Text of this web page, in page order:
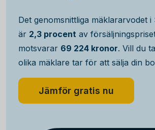
Det genomsnittliga mäklararvodet i
är 2,3 procent av
motsvarar 69 224 kronor. Vill du
olika mäklare tar för att sälja din
Jämför gratis nu